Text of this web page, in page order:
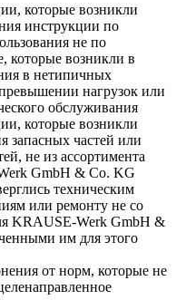
которые возникли
инструкции по
не по
которые возникли в
в нетипичных
нагрузок или
обслуживания
которые возникли
запасных частей или
не из ассортимента
GmbH & Со. KG
техническим
или ремонту не со
KRAUSE-Werk GmbH &
им для этого
от норм, которые не